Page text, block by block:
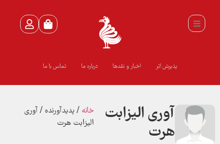
پذیرش اثر اخبار و نقدها درباره ما تماس با ما
آوری الیزابت
هرت
خانه / پدیدآورنده / آوری
الیزابت هرت